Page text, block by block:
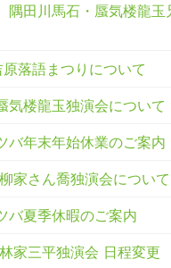
田川馬石・蜃気楼龍玉
落語まつりについて
気楼龍玉独演会について
バ年末年始休業のご案内
家さん喬独演会について
バ夏季休暇のご案内
家三平独演会 日程変更